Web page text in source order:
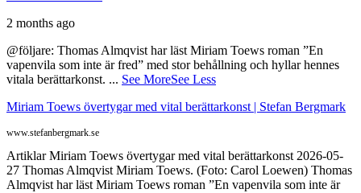
2 months ago
@följare: Thomas Almqvist har läst Miriam Toews roman ”En
vapenvila som inte är fred” med stor behållning och hyllar hennes
vitala berättarkonst. ... See MoreSee Less
Miriam Toews övertygar med vital berättarkonst | Stefan Bergmark
www.stefanbergmark.se
Artiklar Miriam Toews övertygar med vital berättarkonst 2026-05-
27 Thomas Almqvist Miriam Toews. (Foto: Carol Loewen) Thomas
Almqvist har läst Miriam Toews roman ”En vapenvila som inte är